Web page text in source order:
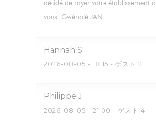
décidé de rayer votre établissement
vous. Gwénolé JAN
Hannah S
2026-08-05 - 18:15 - ゲスト 2
Philippe J
2026-08-05 - 21:00 - ゲスト 4